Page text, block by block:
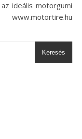
ideális motorgumi
Keresés